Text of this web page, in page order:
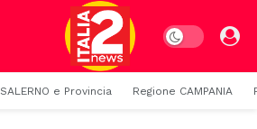
Dark mode
SALERNO e Provincia Regione CAMPANIA